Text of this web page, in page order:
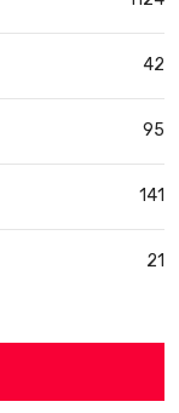
42
95
141
21